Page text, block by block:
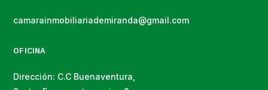
camarainmobiliariademiranda@gmail.com
OFICINA
Dirección: C.C Buenaventura,